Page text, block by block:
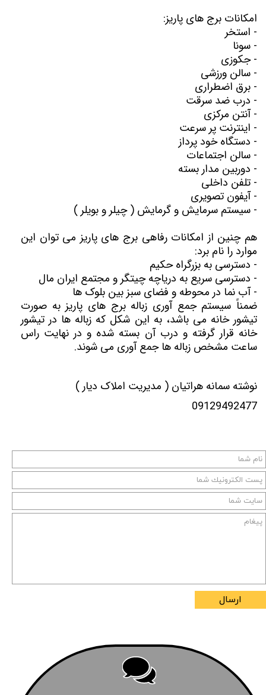
امکانات برج های پاریز:
- استخر
- سونا
- جکوزی
- سالن ورزشی
- برق اضطراری
- درب ضد سرقت
- آنتن مرکزی
- اینترنت پر سرعت
- دستگاه خود پرداز
- سالن اجتماعات
- دوربین مدار بسته
- تلفن داخلی
- آیفون تصویری
- سیستم سرمایش و گرمایش ( چیلر و بویلر )
هم چنین از امکانات رفاهی برج های پاریز می توان این
موارد را نام برد:
- دسترسی به بزرگراه حکیم
- دسترسی سریع به دریاچه چیتگر و مجتمع ایران مال
- آب نما در محوطه و فضای سبز بین بلوک ها
ضمناً سیستم جمع آوری زباله برج های پاریز به صورت
تیشور خانه می باشد، به این شکل که زباله ها در تیشور
خانه قرار گرفته و درب آن بسته شده و در نهایت راس
ساعت مشخص زباله ها جمع آوری می شوند.
نوشته سمانه هراتیان ( مدیریت املاک دیار )
09129492477
ارسال